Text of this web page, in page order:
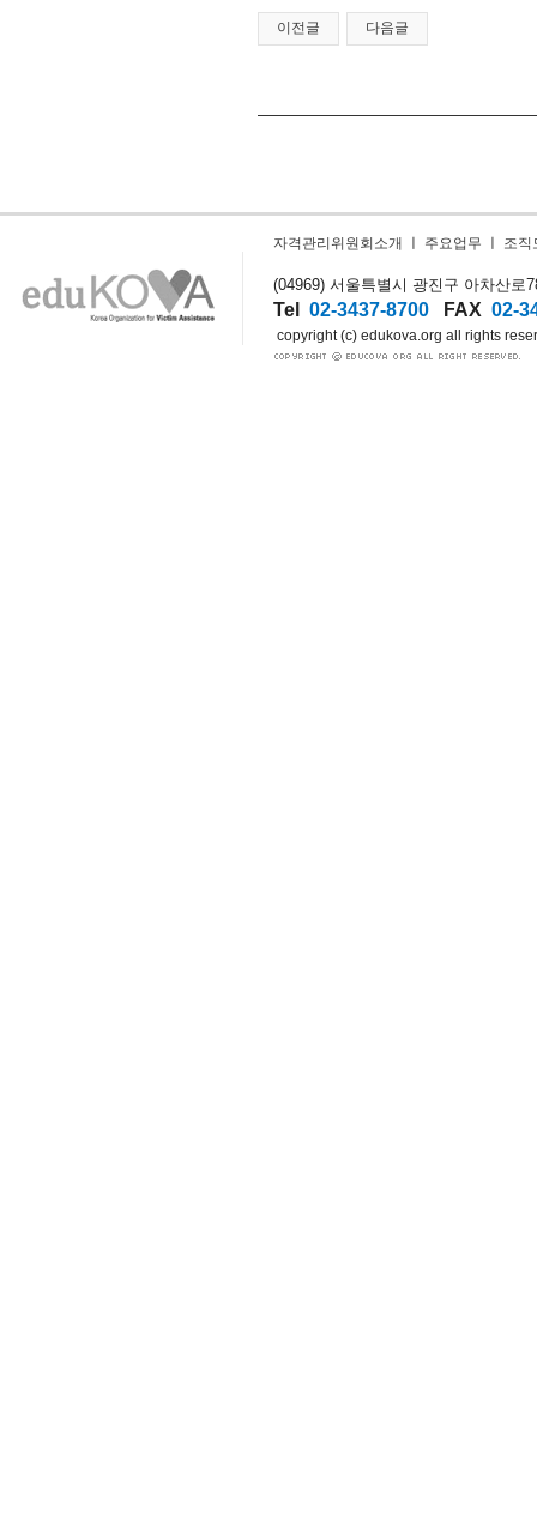
이전글 다음글
자격관리위원회소개 주요업무 조직
(04969) 서울특별시 광진구 아차산로
Tel 02-3437-8700 FAX 02-
copyright (c) edukova.org all rights